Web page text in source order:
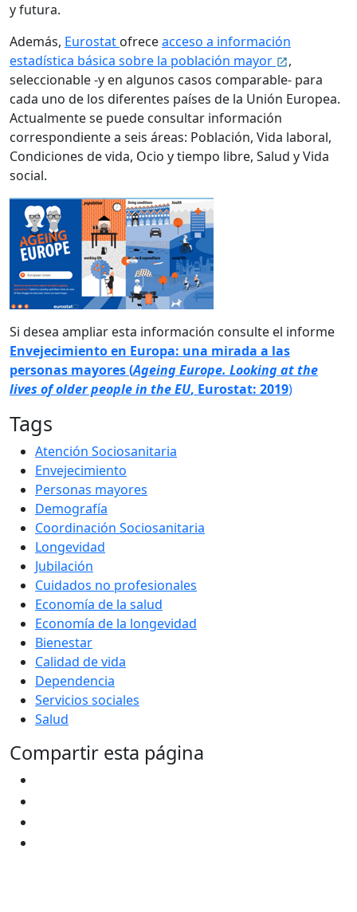
y futura.
Además, Eurostat ofreceacceso a información
estadística básica sobre la población mayor
,
seleccionable -y en algunos casos comparable- para
cada uno de los diferentes países de la Unión Europea.
Actualmente se puede consultar información
correspondiente a seis áreas: Población, Vida laboral,
Condiciones de vida, Ocio y tiempo libre, Salud y Vida
social.
Si desea ampliar esta información consulte el informe
Envejecimiento en Europa: una mirada a las
personas mayores (Ageing Europe. Looking at the
lives of older people in the EU, Eurostat: 2019)
Tags
Atención Sociosanitaria
Envejecimiento
Personas mayores
Demografía
Coordinación Sociosanitaria
Longevidad
Jubilación
Cuidados no profesionales
Economía de la salud
Economía de la longevidad
Bienestar
Calidad de vida
Dependencia
Servicios sociales
Salud
Compartir esta página